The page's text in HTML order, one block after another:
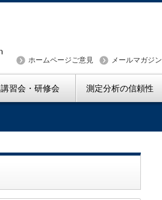
ホームページご意見 メールマガジン
講習会・研修会 測定分析の信頼性